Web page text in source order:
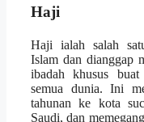
Haji
Haji ialah salah
Islam dan dianggap
ibadah khusus
semua dunia. Ini
tahunan ke kota
Saudi, dan